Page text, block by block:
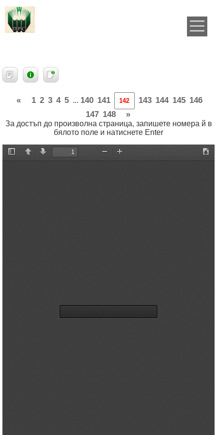
« 1 2 3 4 5 ... 140 141 143 144 145 146
147 148 »
За достъп до произволна страница, запишете номера й в
бялото поле и натиснете Enter